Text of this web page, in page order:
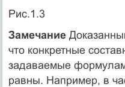
Рис.1.3
Замечание
что конкретные
задаваемые
равны. Например, в